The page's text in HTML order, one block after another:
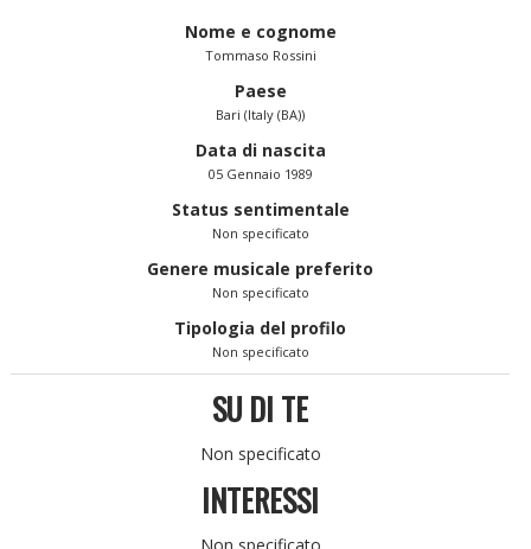
Nome e cognome
Tommaso Rossini
Paese
Bari (Italy (BA))
Data di nascita
05 Gennaio 1989
Status sentimentale
Non specificato
Genere musicale preferito
Non specificato
Tipologia del profilo
Non specificato
SU DI TE
Non specificato
INTERESSI